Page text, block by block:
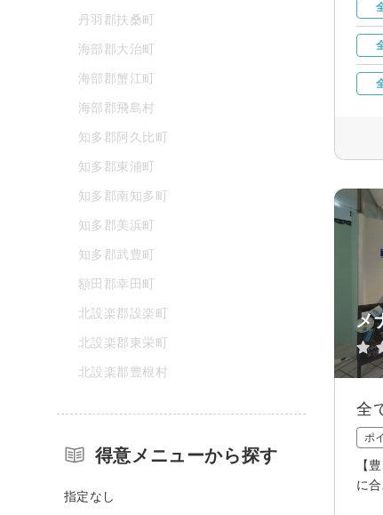
メ
全
ポ
【
に
丹羽郡扶桑町
海部郡大治町
海部郡蟹江町
海部郡飛島村
知多郡阿久比町
知多郡東浦町
知多郡南知多町
知多郡美浜町
知多郡武豊町
額田郡幸田町
北設楽郡設楽町
北設楽郡東栄町
北設楽郡豊根村
得意メニューから探す
指定なし